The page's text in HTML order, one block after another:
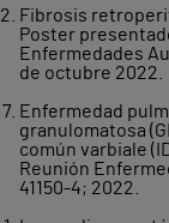
Fibrosis
Poster
Enfermedades
de octubre 2022.
Enfermedad
granulomatosa
común varbiale
Reunión
41150-4; 2022.